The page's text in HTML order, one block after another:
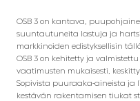
OSB 3 on kantava,
suuntautuneita lastuja ja
markkinoiden edistyksellisin
OSB 3 on kehitetty ja
vaatimusten mukaisesti,
Sopivista puuraaka-aineista ja
kestävän rakentamisen tiukat